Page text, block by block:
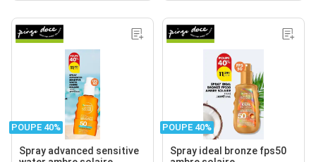
POUPE 40%
Spray advanced sensitive
POUPE 40%
Spray ideal bronze fps50